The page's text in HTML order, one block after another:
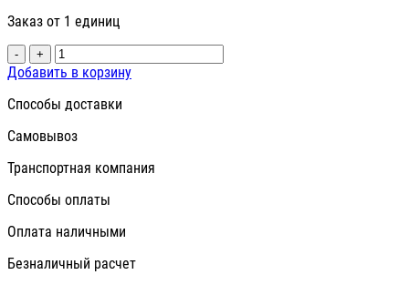
Заказ от 1 единиц
- +
Добавить в корзину
Способы доставки
Самовывоз
Транспортная компания
Способы оплаты
Оплата наличными
Безналичный расчет